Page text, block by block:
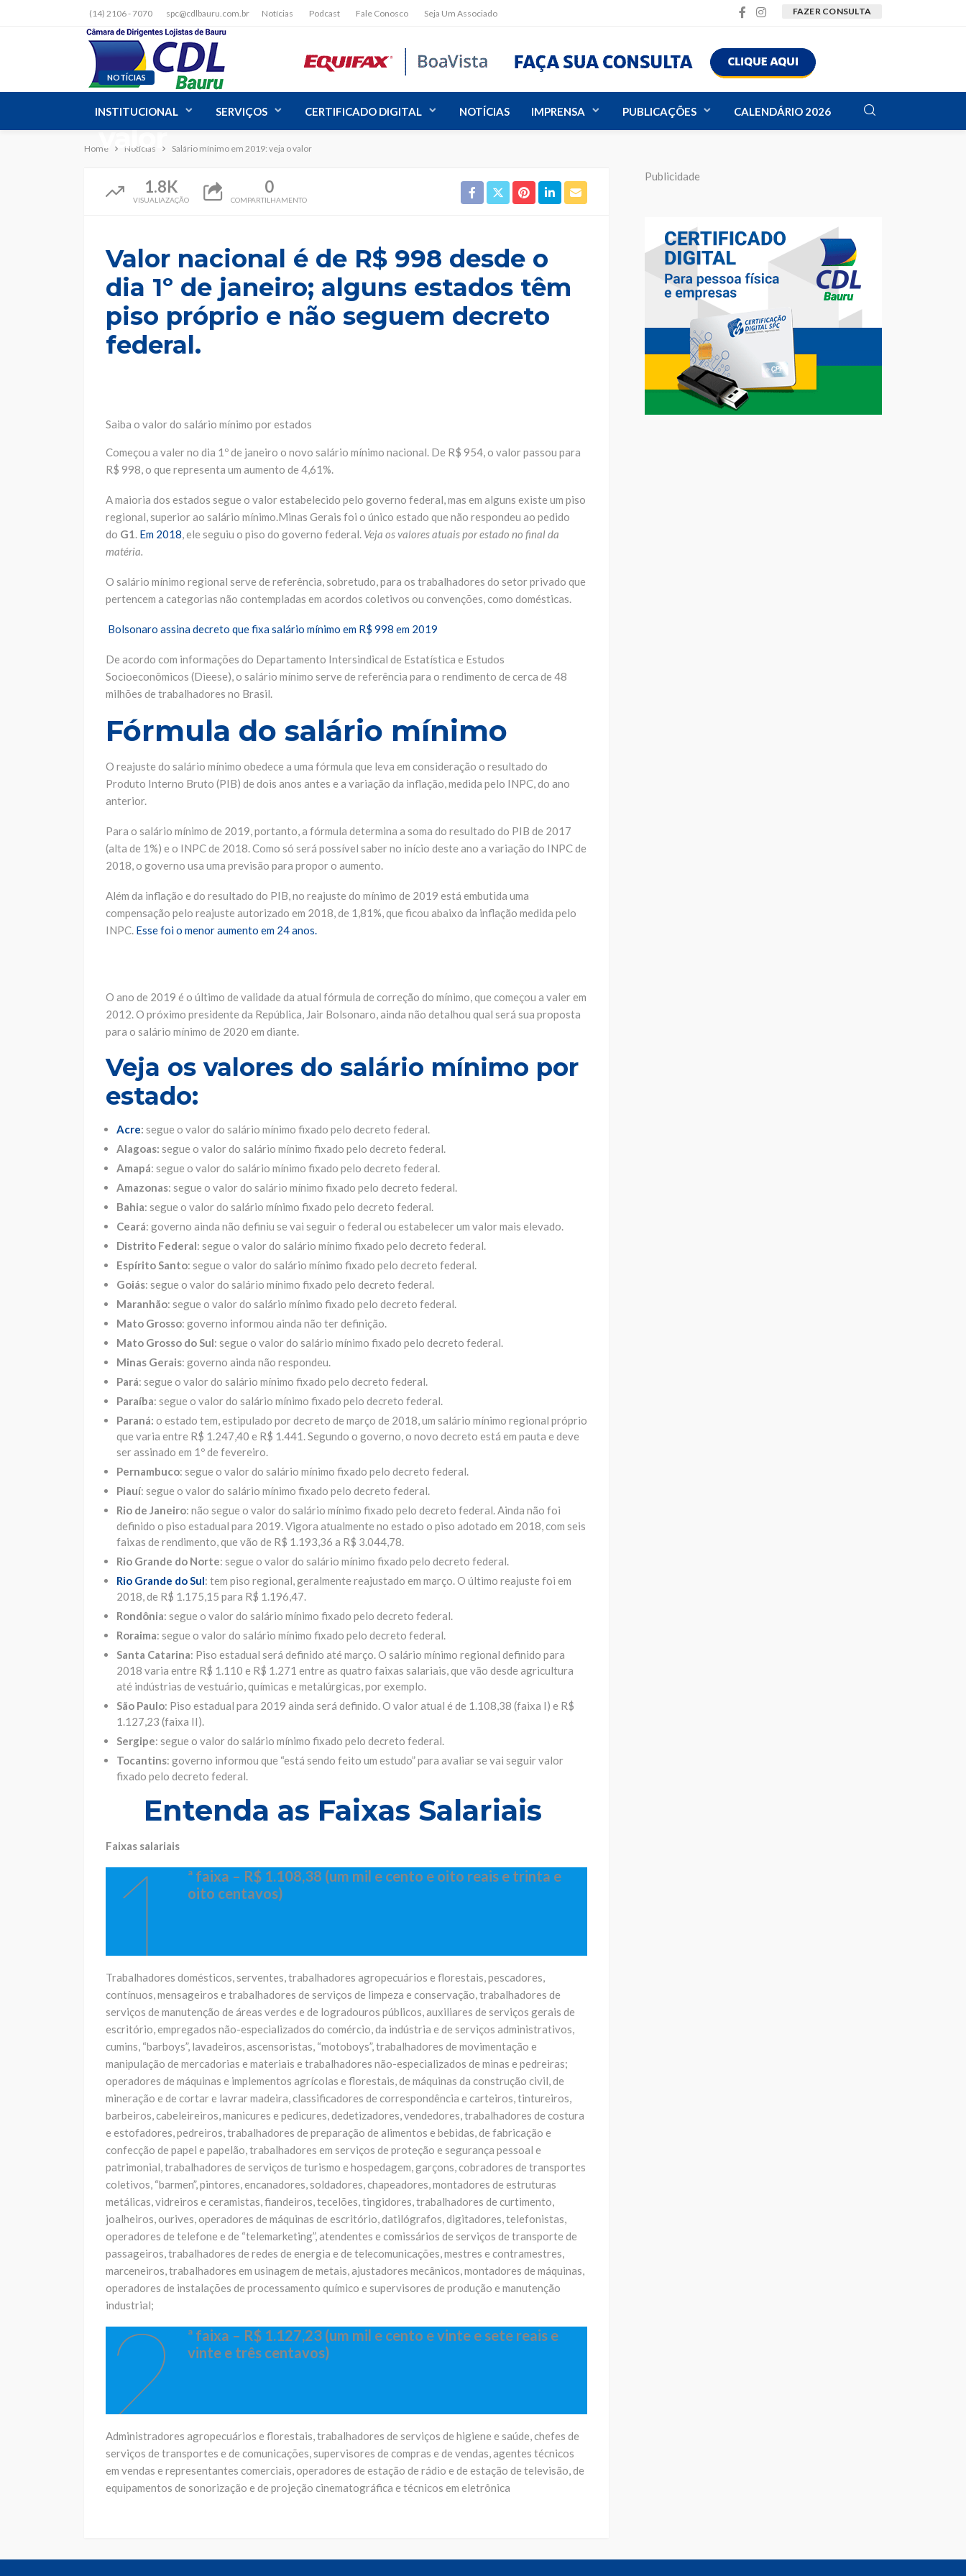
(14) 2106 - 7070 spc@cdlbauru.com.br Notícias Podcast Fale Conosco Seja Um Associado FAZER CONSULTA
INSTITUCIONAL SERVIÇOS CERTIFICADO DIGITAL NOTÍCIAS IMPRENSA PUBLICAÇÕES CALENDÁRIO 2026
Home Notícias Salário mínimo em 2019: veja o valor
NOTÍCIAS
Salário mínimo em 2019: veja o
valor
1.8K
VISUALIAZAÇÃO
0
COMPARTILHAMENTO
Valor nacional é de R$ 998 desde o
dia 1º de janeiro; alguns estados têm
piso próprio e não seguem decreto
federal.
Saiba o valor do salário mínimo por estados
Começou a valer no dia 1º de janeiro o novo salário mínimo nacional. De R$ 954, o valor passou para
R$ 998, o que representa um aumento de 4,61%.
A maioria dos estados segue o valor estabelecido pelo governo federal, mas em alguns existe um piso
regional, superior ao salário mínimo.Minas Gerais foi o único estado que não respondeu ao pedido
do G1. Em 2018, ele seguiu o piso do governo federal. Veja os valores atuais por estado no final da
matéria.
O salário mínimo regional serve de referência, sobretudo, para os trabalhadores do setor privado que
pertencem a categorias não contempladas em acordos coletivos ou convenções, como domésticas.
Bolsonaro assina decreto que fixa salário mínimo em R$ 998 em 2019
De acordo com informações do Departamento Intersindical de Estatística e Estudos
Socioeconômicos (Dieese), o salário mínimo serve de referência para o rendimento de cerca de 48
milhões de trabalhadores no Brasil.
Fórmula do salário mínimo
O reajuste do salário mínimo obedece a uma fórmula que leva em consideração o resultado do
Produto Interno Bruto (PIB) de dois anos antes e a variação da inflação, medida pelo INPC, do ano
anterior.
Para o salário mínimo de 2019, portanto, a fórmula determina a soma do resultado do PIB de 2017
(alta de 1%) e o INPC de 2018. Como só será possível saber no início deste ano a variação do INPC de
2018, o governo usa uma previsão para propor o aumento.
Além da inflação e do resultado do PIB, no reajuste do mínimo de 2019 está embutida uma
compensação pelo reajuste autorizado em 2018, de 1,81%, que ficou abaixo da inflação medida pelo
INPC. Esse foi o menor aumento em 24 anos.
O ano de 2019 é o último de validade da atual fórmula de correção do mínimo, que começou a valer em
2012. O próximo presidente da República, Jair Bolsonaro, ainda não detalhou qual será sua proposta
para o salário mínimo de 2020 em diante.
Veja os valores do salário mínimo por
estado:
Acre: segue o valor do salário mínimo fixado pelo decreto federal.
Alagoas: segue o valor do salário mínimo fixado pelo decreto federal.
Amapá: segue o valor do salário mínimo fixado pelo decreto federal.
Amazonas: segue o valor do salário mínimo fixado pelo decreto federal.
Bahia: segue o valor do salário mínimo fixado pelo decreto federal.
Ceará: governo ainda não definiu se vai seguir o federal ou estabelecer um valor mais elevado.
Distrito Federal: segue o valor do salário mínimo fixado pelo decreto federal.
Espírito Santo: segue o valor do salário mínimo fixado pelo decreto federal.
Goiás: segue o valor do salário mínimo fixado pelo decreto federal.
Maranhão: segue o valor do salário mínimo fixado pelo decreto federal.
Mato Grosso: governo informou ainda não ter definição.
Mato Grosso do Sul: segue o valor do salário mínimo fixado pelo decreto federal.
Minas Gerais: governo ainda não respondeu.
Pará: segue o valor do salário mínimo fixado pelo decreto federal.
Paraíba: segue o valor do salário mínimo fixado pelo decreto federal.
Paraná: o estado tem, estipulado por decreto de março de 2018, um salário mínimo regional próprio
que varia entre R$ 1.247,40 e R$ 1.441. Segundo o governo, o novo decreto está em pauta e deve
ser assinado em 1º de fevereiro.
Pernambuco: segue o valor do salário mínimo fixado pelo decreto federal.
Piauí: segue o valor do salário mínimo fixado pelo decreto federal.
Rio de Janeiro: não segue o valor do salário mínimo fixado pelo decreto federal. Ainda não foi
definido o piso estadual para 2019. Vigora atualmente no estado o piso adotado em 2018, com seis
faixas de rendimento, que vão de R$ 1.193,36 a R$ 3.044,78.
Rio Grande do Norte: segue o valor do salário mínimo fixado pelo decreto federal.
Rio Grande do Sul: tem piso regional, geralmente reajustado em março. O último reajuste foi em
2018, de R$ 1.175,15 para R$ 1.196,47.
Rondônia: segue o valor do salário mínimo fixado pelo decreto federal.
Roraima: segue o valor do salário mínimo fixado pelo decreto federal.
Santa Catarina: Piso estadual será definido até março. O salário mínimo regional definido para
2018 varia entre R$ 1.110 e R$ 1.271 entre as quatro faixas salariais, que vão desde agricultura
até indústrias de vestuário, químicas e metalúrgicas, por exemplo.
São Paulo: Piso estadual para 2019 ainda será definido. O valor atual é de 1.108,38 (faixa I) e R$
1.127,23 (faixa II).
Sergipe: segue o valor do salário mínimo fixado pelo decreto federal.
Tocantins: governo informou que “está sendo feito um estudo” para avaliar se vai seguir valor
fixado pelo decreto federal.
Entenda as Faixas Salariais
Faixas salariais
1
ª faixa – R$ 1.108,38 (um mil e cento e oito reais e trinta e
oito centavos)
Trabalhadores domésticos, serventes, trabalhadores agropecuários e florestais, pescadores,
contínuos, mensageiros e trabalhadores de serviços de limpeza e conservação, trabalhadores de
serviços de manutenção de áreas verdes e de logradouros públicos, auxiliares de serviços gerais de
escritório, empregados não-especializados do comércio, da indústria e de serviços administrativos,
cumins, “barboys”, lavadeiros, ascensoristas, “motoboys”, trabalhadores de movimentação e
manipulação de mercadorias e materiais e trabalhadores não-especializados de minas e pedreiras;
operadores de máquinas e implementos agrícolas e florestais, de máquinas da construção civil, de
mineração e de cortar e lavrar madeira, classificadores de correspondência e carteiros, tintureiros,
barbeiros, cabeleireiros, manicures e pedicures, dedetizadores, vendedores, trabalhadores de costura
e estofadores, pedreiros, trabalhadores de preparação de alimentos e bebidas, de fabricação e
confecção de papel e papelão, trabalhadores em serviços de proteção e segurança pessoal e
patrimonial, trabalhadores de serviços de turismo e hospedagem, garçons, cobradores de transportes
coletivos, “barmen”, pintores, encanadores, soldadores, chapeadores, montadores de estruturas
metálicas, vidreiros e ceramistas, fiandeiros, tecelões, tingidores, trabalhadores de curtimento,
joalheiros, ourives, operadores de máquinas de escritório, datilógrafos, digitadores, telefonistas,
operadores de telefone e de “telemarketing”, atendentes e comissários de serviços de transporte de
passageiros, trabalhadores de redes de energia e de telecomunicações, mestres e contramestres,
marceneiros, trabalhadores em usinagem de metais, ajustadores mecânicos, montadores de máquinas,
operadores de instalações de processamento químico e supervisores de produção e manutenção
industrial;
2
ª faixa – R$ 1.127,23 (um mil e cento e vinte e sete reais e
vinte e três centavos)
Administradores agropecuários e florestais, trabalhadores de serviços de higiene e saúde, chefes de
serviços de transportes e de comunicações, supervisores de compras e de vendas, agentes técnicos
em vendas e representantes comerciais, operadores de estação de rádio e de estação de televisão, de
equipamentos de sonorização e de projeção cinematográfica e técnicos em eletrônica
Publicidade